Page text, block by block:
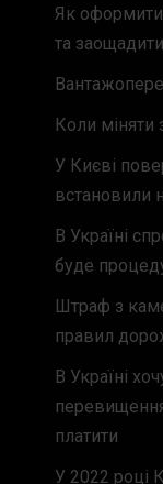
Як оформити
та
Коли міняти
У Києві
встановили
В Україні
буде
Штраф з
правил
В Україні
платити
У 2022 році